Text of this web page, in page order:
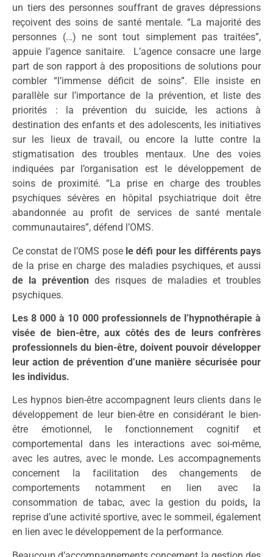
un tiers des personnes souffrant de graves dépressions
reçoivent des soins de santé mentale. “La majorité des
personnes (…) ne sont tout simplement pas traitées”,
appuie l’agence sanitaire. L’agence consacre une large
part de son rapport à des propositions de solutions pour
combler “l’immense déficit de soins”. Elle insiste en
parallèle sur l’importance de la prévention, et liste des
priorités : la prévention du suicide, les actions à
destination des enfants et des adolescents, les initiatives
sur les lieux de travail, ou encore la lutte contre la
stigmatisation des troubles mentaux. Une des voies
indiquées par l’organisation est le développement de
soins de proximité. “La prise en charge des troubles
psychiques sévères en hôpital psychiatrique doit être
abandonnée au profit de services de santé mentale
communautaires”, défend l’OMS.
Ce constat de l’OMS pose le défi pour les différents pays
de la prise en charge des maladies psychiques, et aussi
de la prévention des risques de maladies et troubles
psychiques.
Les 8 000 à 10 000 professionnels de l’hypnothérapie à
visée de bien-être, aux côtés des de leurs confrères
professionnels du bien-être, doivent pouvoir développer
leur action de prévention d’une manière sécurisée pour
les individus.
Les hypnos bien-être accompagnent leurs clients dans le
développement de leur bien-être en considérant le bien-
être émotionnel, le fonctionnement cognitif et
comportemental dans les interactions avec soi-même,
avec les autres, avec le monde. Les accompagnements
concernent la facilitation des changements de
comportements notamment en lien avec la
consommation de tabac, avec la gestion du poids, la
reprise d’une activité sportive, avec le sommeil, également
en lien avec le développement de la performance.